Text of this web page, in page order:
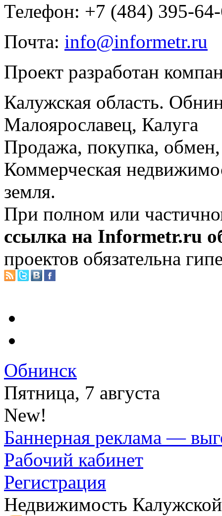
Телефон: +7 (484) 395-
Почта: info@informetr.ru
Проект разработан
Калужская область.
Малоярославец, Калуга
Продажа, покупка, обмен,
Коммерческая
земля.
При полном или
ссылка на Informetr.ru
проектов обязательна
Обнинск
Пятница, 7 августа
New!
Баннерная реклама —
Рабочий кабинет
Регистрация
Недвижимость